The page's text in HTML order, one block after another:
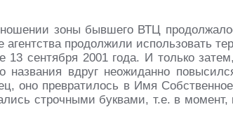
зоны бывшего ВТЦ
агентства продолжили использовать
сентября 2001 года. И только
названия вдруг неожиданно
оно превратилось в Имя
строчными буквами, т.е. в момент,